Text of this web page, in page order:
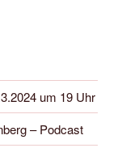
um 19 Uhr
– Podcast